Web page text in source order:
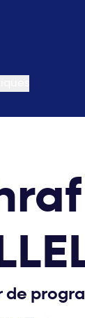
de